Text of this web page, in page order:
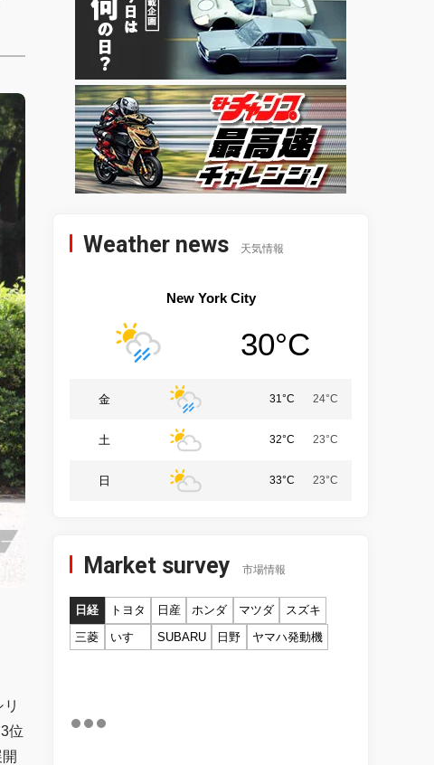
位
Weather news 天気情報
New York City
30°C
金 31°C 24°C
土 32°C 23°C
日 33°C 23°C
Market survey 市場情報
日経 トヨタ 日産 ホンダ マツダ
スズキ
三菱
いすゞ SUBARU 日野 ヤマハ発動機